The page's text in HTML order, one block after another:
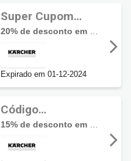
Super Cupom
Kärcher com 20%
Expirado em 01-12-2024
Código
promocional
OFF